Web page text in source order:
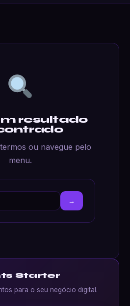
resultado
ou navegue pelo
menu.
→
Starter
para o seu negócio digital.